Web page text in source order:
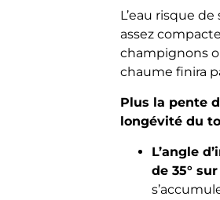
L’eau risque
assez
champignons
chaume finira
Plus la pente
longévité du
L’angle
de 35°